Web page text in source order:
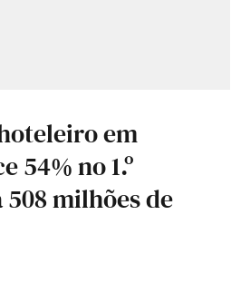
em
54% no 1.º
milhões de